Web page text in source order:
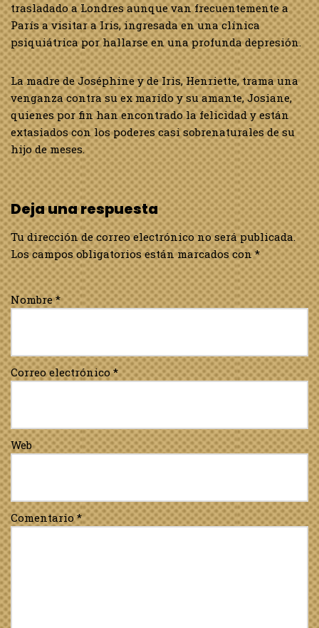
trasladado a Londres aunque van frecuentemente a
París a visitar a Iris, ingresada en una clínica
psiquiátrica por hallarse en una profunda depresión.
La madre de Joséphine y de Iris, Henriette, trama una
venganza contra su ex marido y su amante, Josiane,
quienes por fin han encontrado la felicidad y están
extasiados con los poderes casi sobrenaturales de su
hijo de meses.
Deja una respuesta
Tu dirección de correo electrónico no será publicada.
Los campos obligatorios están marcados con*
Nombre*
Correo electrónico*
Web
Comentario*